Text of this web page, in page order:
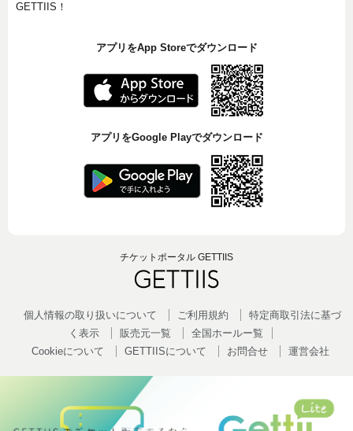
GETTIIS！
アプリをApp Storeでダウンロード
アプリをGoogle Playでダウンロード
チケットポータル GETTIIS
個人情報の取り扱いについて ご利用規約
特定商取引法に基づ
く表示
販売元一覧
全国ホールー覧
Cookieについて
GETTIISについて お問合せ 運営会社